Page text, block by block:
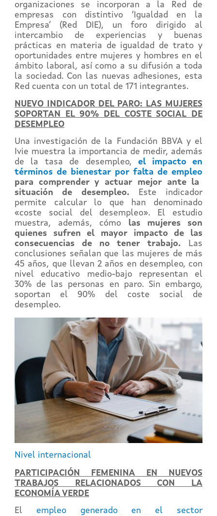
organizaciones se incorporan a la Red de
empresas con distintivo ‘Igualdad en la
Empresa’ (Red DIE), un foro dirigido al
intercambio de experiencias y buenas
prácticas en materia de igualdad de trato y
oportunidades entre mujeres y hombres en el
ámbito laboral, así como a su difusión a toda
la sociedad. Con las nuevas adhesiones, esta
Red cuenta con un total de 171 integrantes.
NUEVO INDICADOR DEL PARO: LAS MUJERES
SOPORTAN EL 90% DEL COSTE SOCIAL DE
DESEMPLEO
Una investigación de la Fundación BBVA y el
Ivie muestra la importancia de medir, además
de la tasa de desempleo,el impacto en
términos de bienestar por falta de empleo
para comprender y actuar mejor ante la
situación de desempleo. Este indicador
permite calcular lo que han denominado
«coste social del desempleo». El estudio
muestra, además, cómo las mujeres son
quienes sufren el mayor impacto de las
consecuencias de no tener trabajo. Las
conclusiones señalan que las mujeres de más
45 años, que llevan 2 años en desempleo, con
nivel educativo medio-bajo representan el
30% de las personas en paro. Sin embargo,
soportan el 90% del coste social de
desempleo.
Nivel internacional
PARTICIPACIÓN FEMENINA EN NUEVOS
TRABAJOS RELACIONADOS CON LA
ECONOMÍA VERDE
El empleo generado en el sector